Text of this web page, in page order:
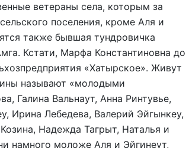
ветераны села, которым за
поселения, кроме Аля и
также бывшая тундровичка
Кстати, Марфа Константиновна до
«Хатырское». Живут
называют «молодыми
Галина Вальнаут, Анна Ринтувье,
Ирина Лебедева, Валерий Эйгынкеу,
Надежда Тагрыт, Наталья и
намного моложе Аля и Эйгинеут,